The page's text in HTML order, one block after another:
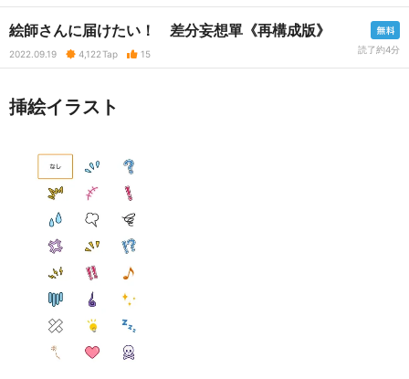
絵師さんに届けたい！ 差分妄想單《再構成版》
2022.09.19 4,122Tap 15 読了約4分
挿絵イラスト